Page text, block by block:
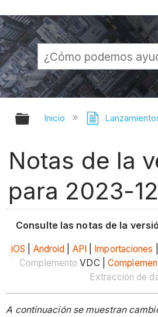
Expandir/contraer
Inicio
Notas de la
para 2023-
Consulte las notas de la
iOS Android API| Importaciones
Complemento VDC |
Extracción de
A continuación se muestran